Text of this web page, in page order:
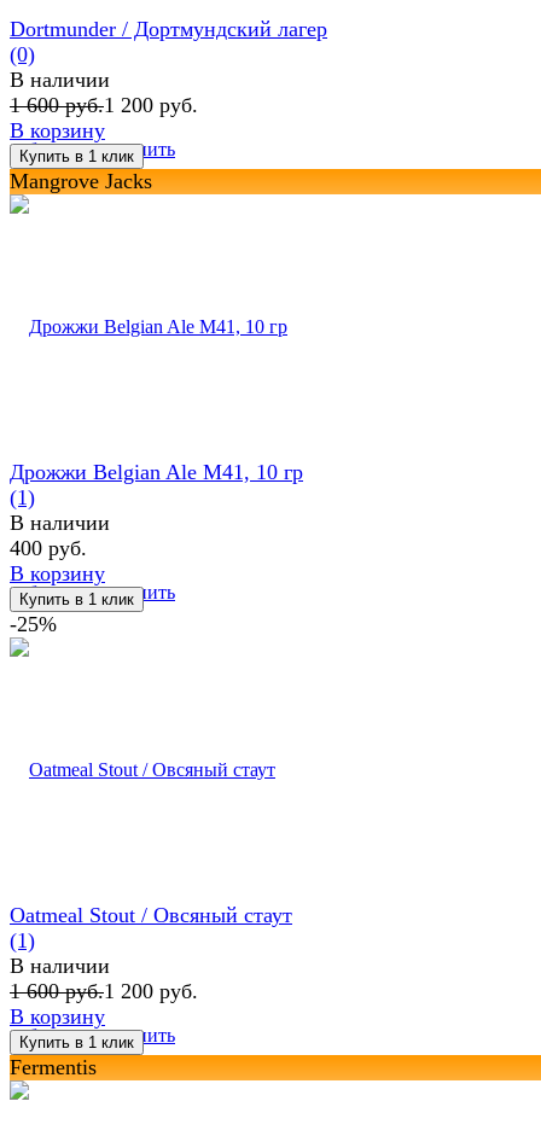
избранное сравнить
Dortmunder / Дортмундский лагер
(0)
В наличии
1 600 руб.1 200 руб.
В корзину
Mangrove Jacks
избранное сравнить
Дрожжи Belgian Ale M41, 10 гр
(1)
В наличии
400 руб.
В корзину
-25%
избранное сравнить
Oatmeal Stout / Овсяный стаут
(1)
В наличии
1 600 руб.1 200 руб.
В корзину
Fermentis